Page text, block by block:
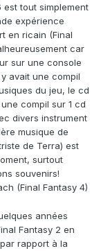
tout simplement
expérience
en ricain (Final
car
sur une console
avait une compil
du jeu, le cd
compil sur 1 cd
divers instrument
musique de
de Terra) est
surtout
souvenirs!
(Final Fantasy 4)
années
Fantasy 2 en
rapport à la